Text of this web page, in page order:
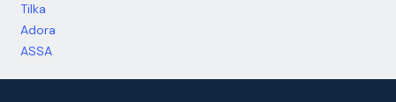
Tilka
Adora
ASSA